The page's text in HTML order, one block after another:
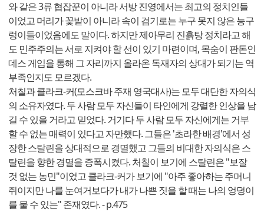
와 같은 3류 협잡꾼이 아니라 서방 진영에서는 최고의 정치인들
이었고 머리가 꽃밭이 아니라 속이 검기로는 누구 못지 않은 능구
렁이들이었음에도 말이다. 하지만 제아무리 진흙탕 정치라고 해
도 민주주의는 서로 지켜야 할 선이 있기 마련이며, 목숨이 판돈인
데스 게임을 통해 그 자리까지 올라온 독재자의 상대가 되기는 역
부족인지도 모르겠다.
처칠과 클라크-커(모스크바 주재 영국대사)는 모두 대단한 자의식
의 소유자였다. 두 사람 모두 자신들이 타인에게 강렬한 인상을 남
길 수 있을 거라고 믿었다. 거기다 두 사람 모두 자신에게는 거부
할 수 없는 매력이 있다고 자만했다. 그들은 '초라한 배경'에서 성
장한 스탈린을 상대적으로 경멸했고 그들의 비대한 자의식은 스
탈린을 향한 경멸을 증폭시켰다. 처칠이 보기에 스탈린은 "보잘
것 없는 농민"이었고 클라크-커가 보기에 "아주 좋아하는 주머니
쥐이지만 나를 눈여거보다가 내가 나쁜 짓을 할 때는 나의 엉덩이
를 물 수 있는" 존재였다. - p.475